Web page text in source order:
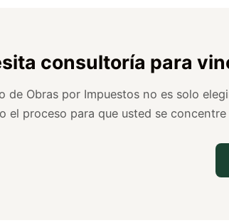
consultoría para
de Obras por Impuestos no es solo
el proceso para que usted se